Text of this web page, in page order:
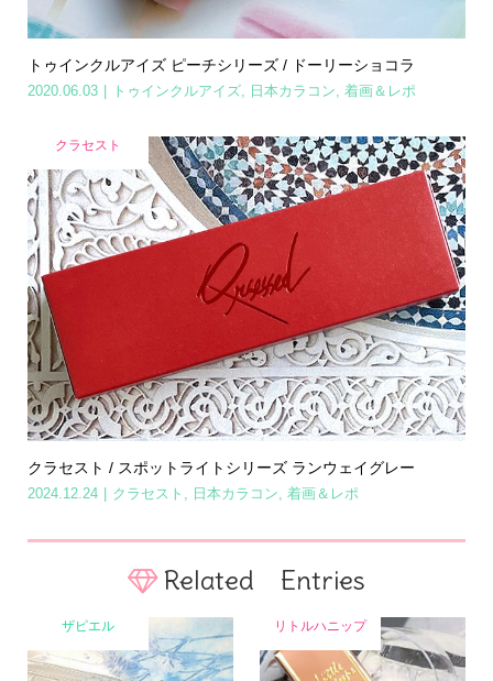
トゥインクルアイズ ピーチシリーズ / ドーリーショコラ
2020.06.03 トゥインクルアイズ, 日本カラコン, 着画＆レポ
クラセスト
クラセスト / スポットライトシリーズ ランウェイグレー
2024.12.24 クラセスト 日本カラコン 着画＆レポ
Related Entries
ザピエル リトルハニップ